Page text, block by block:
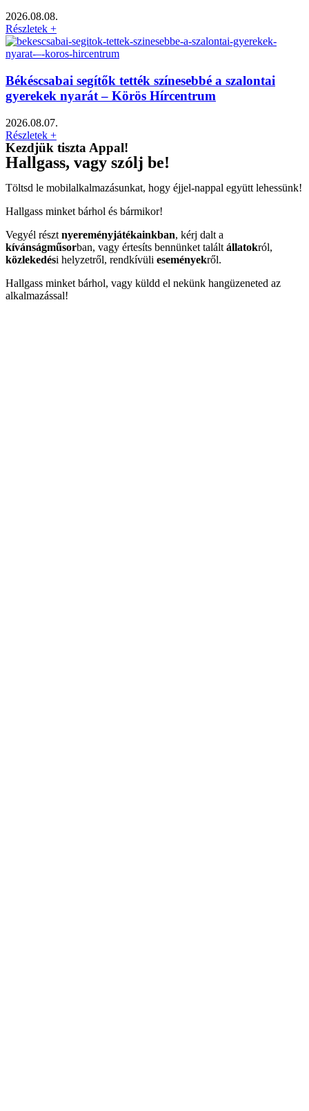
2026.08.08.
Részletek +
Békéscsabai segítők tették színesebbé a szalontai
gyerekek nyarát – Körös Hírcentrum
2026.08.07.
Részletek +
Kezdjük tiszta Appal!
Hallgass, vagy szólj be!
Töltsd le mobilalkalmazásunkat, hogy éjjel-nappal együtt lehessünk!
Hallgass minket bárhol és bármikor!
Vegyél részt nyereményjátékainkban, kérj dalt a
kívánságműsorban, vagy értesíts bennünket talált állatokról,
közlekedési helyzetről, rendkívüli eseményekről.
Hallgass minket bárhol, vagy küldd el nekünk hangüzeneted az
alkalmazással!